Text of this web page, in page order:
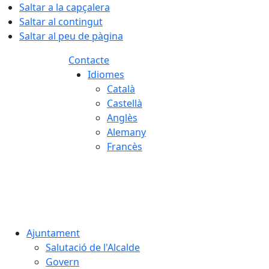
Saltar a la capçalera
Saltar al contingut
Saltar al peu de pàgina
Contacte
Idiomes
Català
Castellà
Anglès
Alemany
Francès
Ajuntament
Salutació de l'Alcalde
Govern